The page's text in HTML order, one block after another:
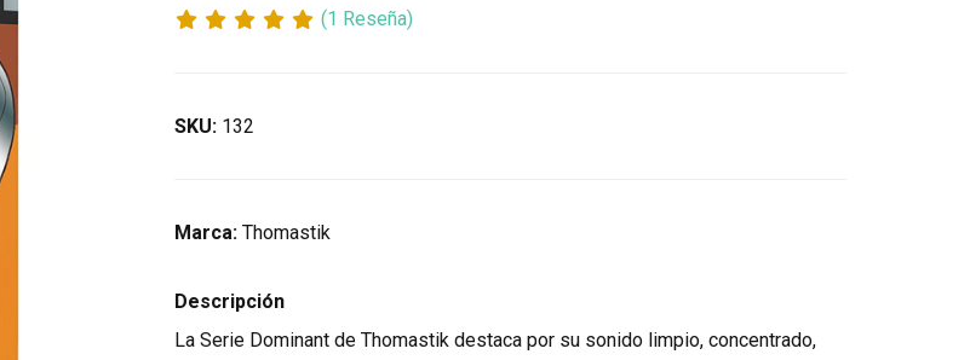
(1 Reseña)
SKU: 132
Marca: Thomastik
Descripción
La Serie Dominant de Thomastik destaca por su sonido limpio, concentrado,